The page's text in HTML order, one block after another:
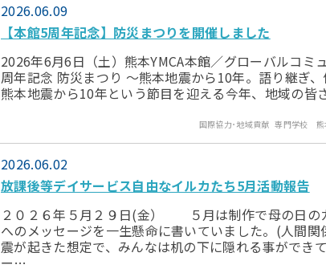
2026.06.09
【本館5周年記念】防災まつりを開催しました
2026年6月6日（土）熊本YMCA本館／グローバルコミ
周年記念 防災まつり ～熊本地震から10年。語り継ぎ
熊本地震から10年という節目を迎える今年、地域の
国際協力･地域貢献 専門学校 熊
2026.06.02
放課後等デイサービス自由なイルカたち5月活動報告
２０２６年５月２９日(金） ５月は制作で母の日の
へのメッセージを一生懸命に書いていました。(人間
震が起きた想定で、みんなは机の下に隠れる事ができ
ー…